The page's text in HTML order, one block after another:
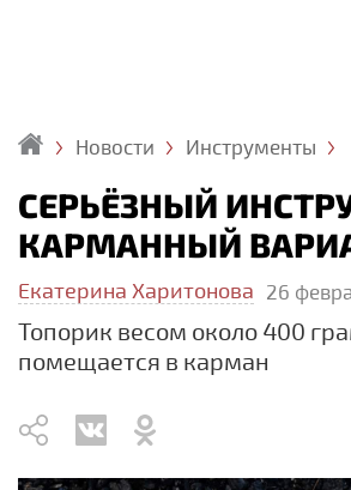
Новости Инструменты
СЕРЬЁЗНЫЙ
КАРМАННЫЙ
Екатерина Харитонова 26
Топорик весом около 400
помещается в карман